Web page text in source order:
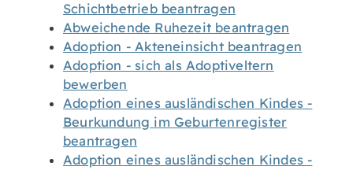
Schichtbetrieb beantragen
Abweichende Ruhezeit beantragen
Adoption - Akteneinsicht beantragen
Adoption - sich als Adoptiveltern
bewerben
Adoption eines ausländischen Kindes -
Beurkundung im Geburtenregister
beantragen
Adoption eines ausländischen Kindes -